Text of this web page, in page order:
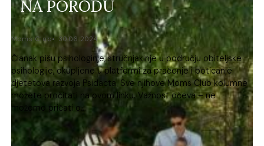
NA PORODU
Moms Club 30.06.2024.
Članak pišu psihologinje, stručnjakinje u području obiteljske
psihologije, okupljene u platformi za praćenje i poticanje
djetetova razvoja Psidacta. Sve njihove Moms Club kolumne
možete pročitati na ovom linku. Važnost očeva – ne
možemo pričati o...